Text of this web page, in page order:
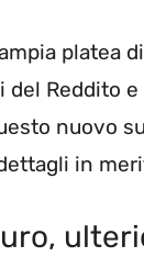
platea
del Reddito
nuovo
in